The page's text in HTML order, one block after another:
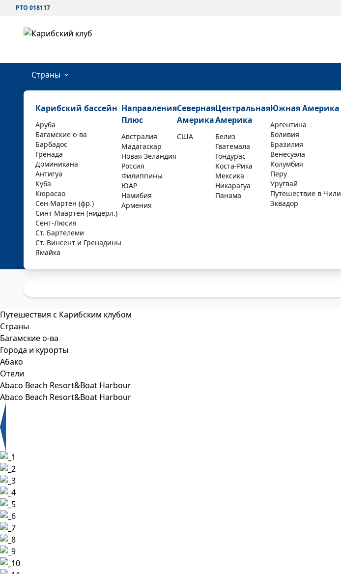
РТО 018117
Страны
Карибский бассейн
Аруба
Багамские о-ва
Барбадос
Гренада
Доминикана
Антигуа
Куба
Кюрасао
Сен Мартен (фр.)
Синт Маартен (нидерл.)
Сент-Люсия
Ст. Бартелеми
Ст. Винсент и Гренадины
Ямайка
Направления
Плюс
Австралия
Мадагаскар
Новая Зеландия
Россия
Филиппины
ЮАР
Намибия
Армения
Северная
Америка
США
Центральная
Америка
Белиз
Гватемала
Гондурас
Коста-Рика
Мексика
Никарагуа
Панама
Южная Америка
Аргентина
Боливия
Бразилия
Венесуэла
Колумбия
Перу
Уругвай
Путешествие в Чили
Эквадор
Путешествия с Карибским клубом
Страны
Багамские о-ва
Города и курорты
Абако
Отели
Abaco Beach Resort&Boat Harbour
Abaco Beach Resort&Boat Harbour